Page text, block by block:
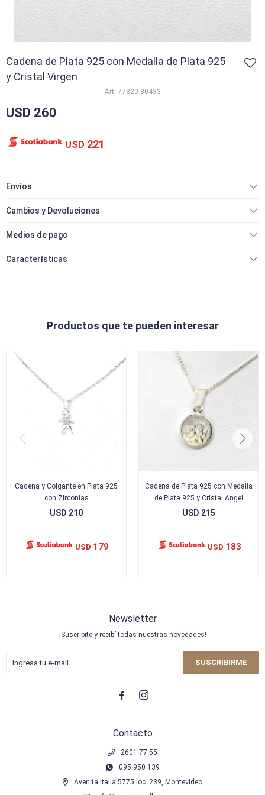
Cadena de Plata 925 con Medalla de Plata 925
y Cristal Virgen
77820-80433
USD 260
USD 221
Envíos
Cambios y Devoluciones
Medios de pago
Características
Productos que te pueden interesar
Cadena y Colgante en Plata 925
con Zirconias
USD 210
USD 179
Cadena de Plata 925 con Medalla
de Plata 925 y Cristal Angel
USD 215
USD 183
Contacto
2601 77 55
095 950 139
Avenita Italia 5775 loc. 239, Montevideo
Newsletter
¡Suscribite y recibí todas nuestras novedades!
SUSCRIBIRME
 